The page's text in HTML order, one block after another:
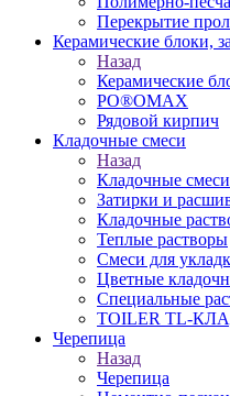
Перекрытие
Керамические блоки,
Назад
Керамические
PO®OMAX
Рядовой кирпич
Кладочные смеси
Назад
Кладочные смеси
Затирки и
Кладочные
Теплые растворы
Смеси для
Цветные
Специальные
TOILER TL-
Черепица
Назад
Черепица